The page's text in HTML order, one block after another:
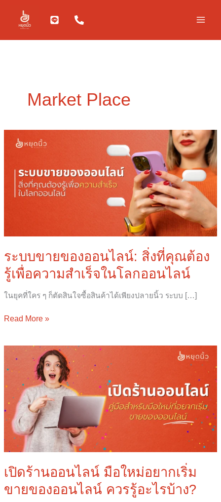
content
Market Place
ระบบขายของออนไลน์: สิ่งที่คุณต้อง
รู้เพื่อความสำเร็จในโลกออนไลน์
ในยุคที่ใคร ๆ ก็ตัดสินใจซื้อสินค้าได้เพียงปลายนิ้ว ระบบ […]
ขาย
ออนไลน์:
เพื่อ
สำเร็จ
ใน
โลก
ออนไลน์
Read More »
เปิดร้านออนไลน์ มือใหม่อยากเริ่ม
ขายของออนไลน์ ควรรู้อะไรบ้าง?
เปิด
ร้าน
ออนไลน์
มือ
ใหม่
อยาก
เริ่ม
ขาย
ของ
ออนไลน์
ควร
รู้
อะไร